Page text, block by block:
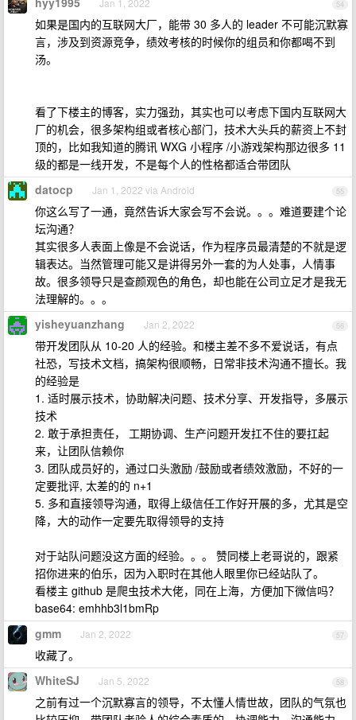
54
Jan 1, 2022
如果是国内的互联网大厂，能带 30 多人的 leader 不可能沉默寡
言，涉及到资源竞争，绩效考核的时候你的组员和你都喝不到
汤。
看了下楼主的博客，实力强劲，其实也可以考虑下国内互联网大
厂的机会，很多架构组或者核心部门，技术大头兵的薪资上不封
顶的，比如我知道的腾讯 WXG 小程序 /小游戏架构那边很多 11
级的都是一线开发，不是每个人的性格都适合带团队
55
datocp Jan 1, 2022 via Android
你这么写了一通，竟然告诉大家会写不会说。。。难道要建个论
坛沟通？
其实很多人表面上像是不会说话，作为程序员最清楚的不就是逻
辑表达。当然管理可能又是讲得另外一套的为人处事，人情事
故。很多领导只是查颜观色的角色，却也能在公司立足才是我无
法理解的。。。
56
yisheyuanzhang Jan 2, 2022
带开发团队从 10-20 人的经验。和楼主差不多不爱说话，有点
社恐，写技术文档，搞架构很顺畅，日常非技术沟通不擅长。我
的经验是
1. 适时展示技术，协助解决问题、技术分享、开发指导，多展示
技术
2. 敢于承担责任， 工期协调、生产问题开发扛不住的要扛起
来，让团队信赖你
3. 团队成员好的，通过口头激励 /鼓励或者绩效激励，不好的一
定要批评, 太差的的 n+1
5. 多和直接领导沟通，取得上级信任工作好开展的多，尤其是空
降，大的动作一定要先取得领导的支持
对于站队问题没这方面的经验。。。 赞同楼上老哥说的，跟紧
招你进来的伯乐，因为入职时在其他人眼里你已经站队了。
看楼主 github 是爬虫技术大佬，同在上海，方便加下微信吗？
base64: emhhb3l1bmRp
57
gmm Jan 2, 2022
收藏了。
58
WhiteSJ Jan 5, 2022
之前有过一个沉默寡言的领导，不太懂人情世故，团队的气氛也